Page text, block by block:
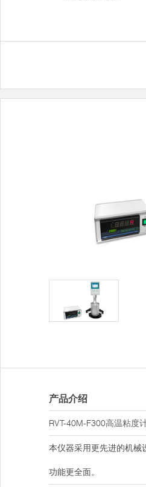
产品介绍
RVT-40M-F300高温粘度
本仪器采用更先进的机械
功能更全面。